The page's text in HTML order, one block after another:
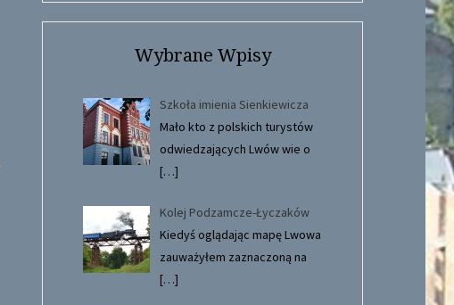
Wybrane Wpisy
Szkoła imienia Sienkiewicza
Mało kto z polskich turystów
odwiedzających Lwów wie o
[…]
Kolej Podzamcze-Łyczaków
Kiedyś oglądając mapę Lwowa
zauważyłem zaznaczoną na
[…]